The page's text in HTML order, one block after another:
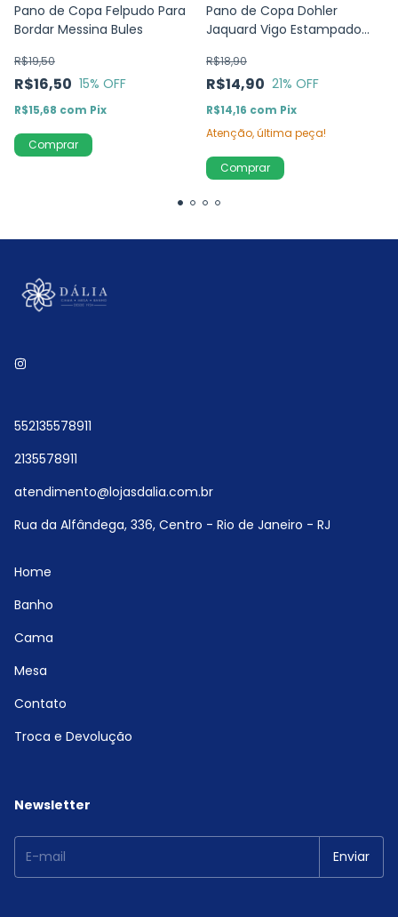
Pano de Copa Felpudo Para
Bordar Messina Bules
R$16,50
R$19,50
15% OFF
R$15,68 com Pix
Comprar
Pano de Copa Dohler
Jaquard Vigo Estampado
R$14,90
R$18,90
21% OFF
R$14,16 com Pix
Atenção, última peça!
Comprar
552135578911
2135578911
atendimento@lojasdalia.com.br
Rua da Alfândega, 336, Centro - Rio de Janeiro - RJ
Home
Banho
Cama
Mesa
Contato
Troca e Devolução
Newsletter